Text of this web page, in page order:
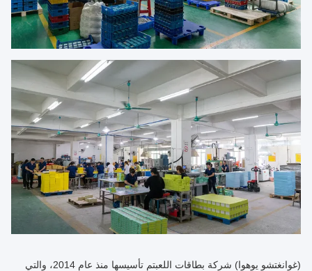
(غوانغتشو يوهوا) شركة بطاقات اللعب
تم تأسيسها منذ عام 2014، والتي